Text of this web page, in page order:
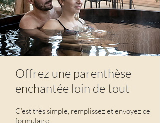
Offrez une parenthèse
enchantée loin de tout
C’est très simple, remplissez et envoyez ce
formulaire.